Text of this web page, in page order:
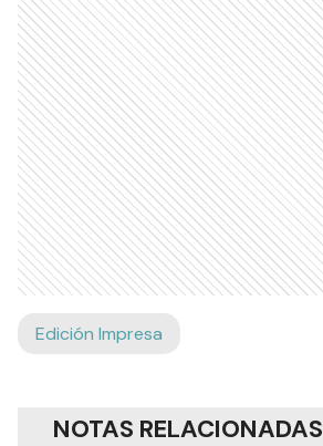
Edición Impresa
NOTAS RELACIONADAS